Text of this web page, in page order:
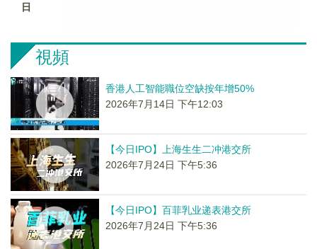
日
視頻
香港人工智能職位空缺按年增50%
2026年7月14日 下午12:03
【今日IPO】上海生生二冲港交所
2026年7月24日 下午5:36
【今日IPO】百菲乳业递表港交所
2026年7月24日 下午5:36